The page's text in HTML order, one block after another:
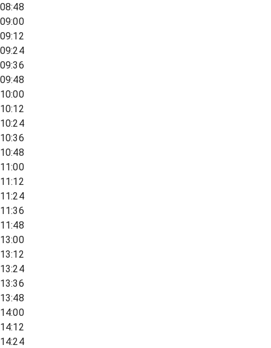
08:48
09:00
09:12
09:24
09:36
09:48
10:00
10:12
10:24
10:36
10:48
11:00
11:12
11:24
11:36
11:48
13:00
13:12
13:24
13:36
13:48
14:00
14:12
14:24